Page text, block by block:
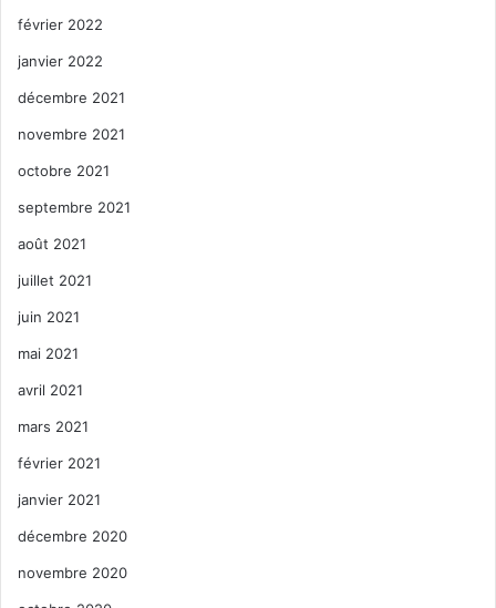
février 2022
janvier 2022
décembre 2021
novembre 2021
octobre 2021
septembre 2021
août 2021
juillet 2021
juin 2021
mai 2021
avril 2021
mars 2021
février 2021
janvier 2021
décembre 2020
novembre 2020